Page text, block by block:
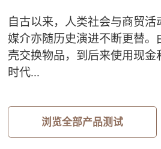
自古以来，人类社会与商贸活
媒介亦随历史演进不断更替。
壳交换物品，到后来使用现金
时代...
浏览全部产品测试